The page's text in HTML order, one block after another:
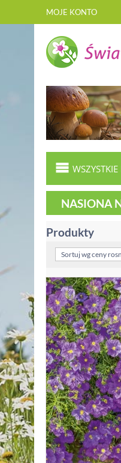
MOJE KONTO
NASIONA
Produkty
Sortuj wg ceny